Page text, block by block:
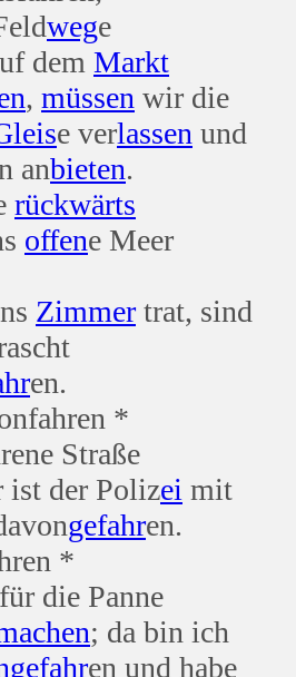
wege
dem Markt
, müssen wir die
e verlassen und
anbieten.
rückwärts
offene Meer
Zimmer trat, sind
en.
*
Straße
ist der Polizei mit
gefahren.
*
die Panne
; da bin ich
gefahren und habe